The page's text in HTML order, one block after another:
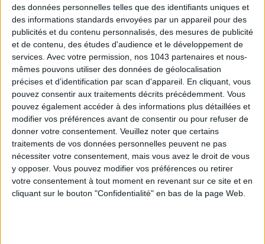
des données personnelles telles que des identifiants uniques et
des informations standards envoyées par un appareil pour des
publicités et du contenu personnalisés, des mesures de publicité
et de contenu, des études d'audience et le développement de
services. Avec votre permission, nos 1043 partenaires et nous-
mêmes pouvons utiliser des données de géolocalisation
précises et d’identification par scan d'appareil. En cliquant, vous
pouvez consentir aux traitements décrits précédemment. Vous
pouvez également accéder à des informations plus détaillées et
modifier vos préférences avant de consentir ou pour refuser de
donner votre consentement. Veuillez noter que certains
traitements de vos données personnelles peuvent ne pas
nécessiter votre consentement, mais vous avez le droit de vous
y opposer. Vous pouvez modifier vos préférences ou retirer
votre consentement à tout moment en revenant sur ce site et en
cliquant sur le bouton "Confidentialité" en bas de la page Web.
LES SACS D’ÉTÉ QUI DONNENT LE TON DE LA SAISON
CONNAISSEZ-VOUS LE AIRBNB DE LA PISCINE AUTOUR DE PARIS ?